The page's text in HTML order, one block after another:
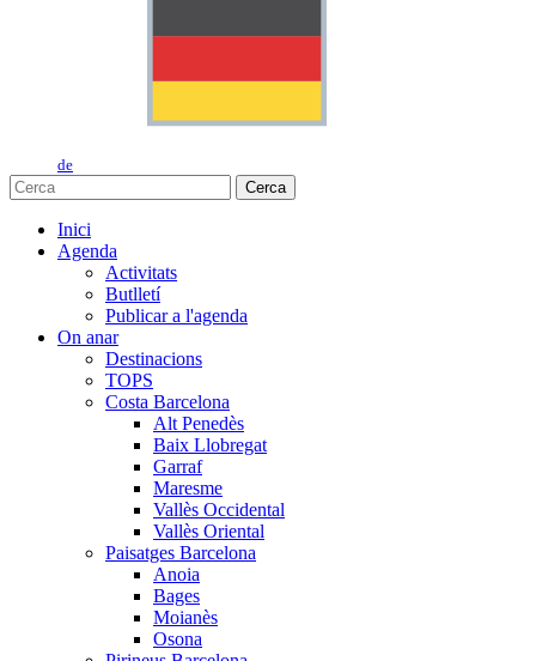
de
Cerca
Inici
Agenda
Activitats
Butlletí
Publicar a l'agenda
On anar
Destinacions
TOPS
Costa Barcelona
Alt Penedès
Baix Llobregat
Garraf
Maresme
Vallès Occidental
Vallès Oriental
Paisatges Barcelona
Anoia
Bages
Moianès
Osona